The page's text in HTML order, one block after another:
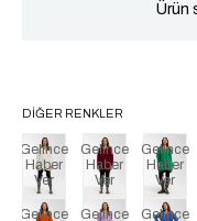
Ürün
DIĞER RENKLER
Gelince
Haber
Ver
Gelince
Haber
Ver
Gelince
Haber
Ver
Gelince
Gelince
Gelince